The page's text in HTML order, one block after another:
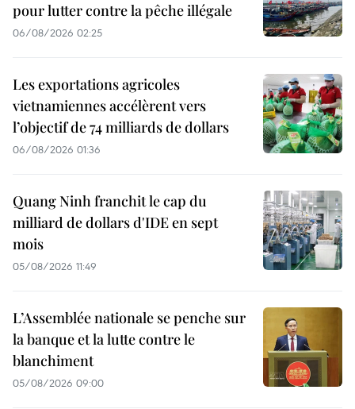
pour lutter contre la pêche illégale
06/08/2026 02:25
Les exportations agricoles
vietnamiennes accélèrent vers
l’objectif de 74 milliards de dollars
06/08/2026 01:36
Quang Ninh franchit le cap du
milliard de dollars d'IDE en sept
mois
05/08/2026 11:49
L’Assemblée nationale se penche sur
la banque et la lutte contre le
blanchiment
05/08/2026 09:00